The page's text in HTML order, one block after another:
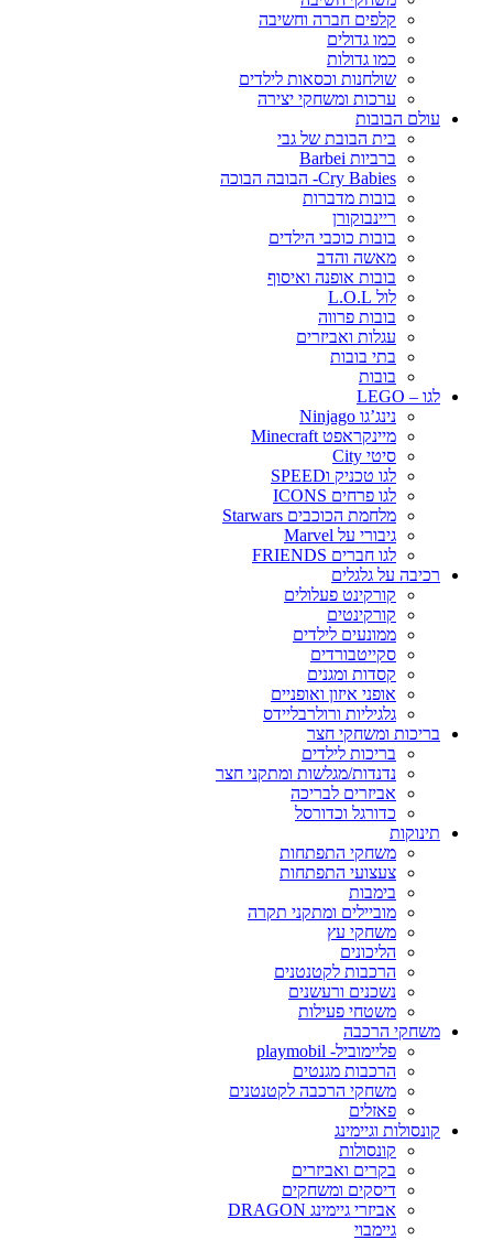
קלפים חברה וחשיבה
כמו גדולים
כמו גדולות
שולחנות וכסאות לילדים
ערכות ומשחקי יצירה
עולם הבובות
בית הבובת של גבי
ברביות Barbei
Cry Babies- הבובה הבוכה
בובות מדברות
ריינבוקורן
בובות כוכבי הילדים
מאשה והדב
בובות אופנה ואיסוף
לול L.O.L
בובות פרווה
עגלות ואביזרים
בתי בובות
בובות
לגו – LEGO
נינג’גו Ninjago
מיינקראפט Minecraft
סיטי City
לגו טכניק וSPEED
לגו פרחים ICONS
מלחמת הכוכבים Starwars
גיבורי על Marvel
לגו חברים FRIENDS
רכיבה על גלגלים
קורקינט פעלולים
קורקינטים
ממונעים לילדים
סקייטבורדים
קסדות ומגנים
אופני איזון ואופניים
גלגיליות ורולרבליידס
בריכות ומשחקי חצר
בריכות לילדים
נדנדות/מגלשות ומתקני חצר
אביזרים לבריכה
כדורגל וכדורסל
תינוקות
משחקי התפתחות
צעצועי התפתחות
בימבות
מוביילים ומתקני תקרה
משחקי עץ
הליכונים
הרכבות לקטנטנים
נשכנים ורעשנים
משטחי פעילות
משחקי הרכבה
פליימוביל- playmobil
הרכבות מגנטים
משחקי הרכבה לקטנטנים
פאזלים
קונסולות וגיימינג
קונסולות
בקרים ואביזרים
דיסקים ומשחקים
אביזרי גיימינג DRAGON
גיימבוי